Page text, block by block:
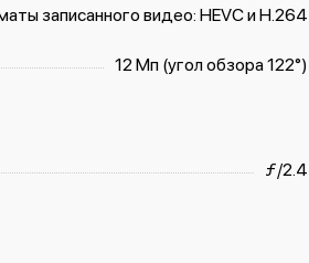
записанного видео: HEVC и H.264
12 Мп (угол обзора 122°)
ƒ/2.4